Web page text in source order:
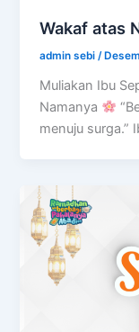
Wakaf atas
admin sebi/
Muliakan Ibu
Namanya
menuju surga.”